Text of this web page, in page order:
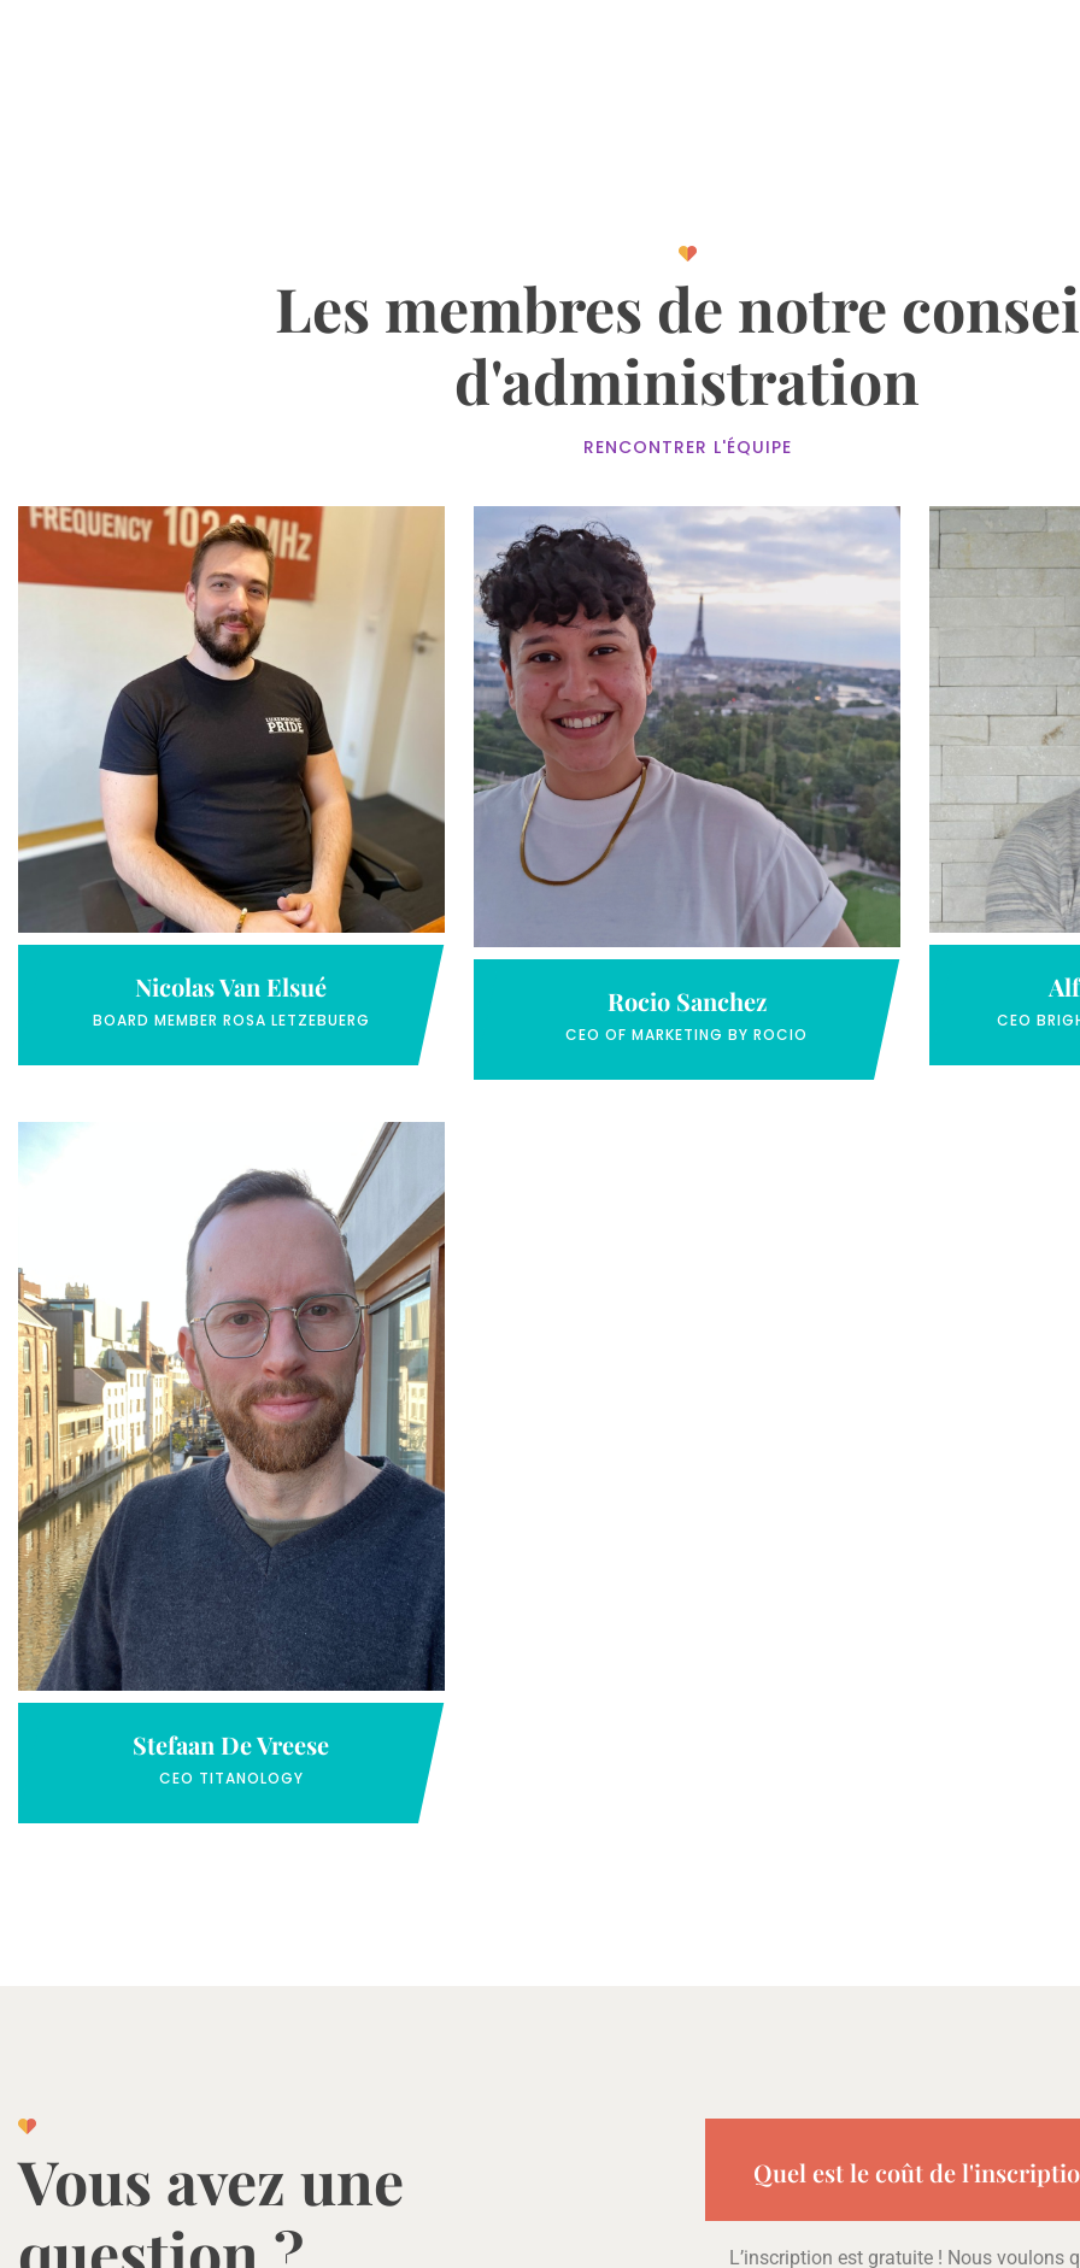
Les membres de notre
d'administration
RENCONTRER L'ÉQUIPE
Nicolas Van Elsué
BOARD MEMBER ROSA LETZEBUERG
Rocio Sanchez
CEO OF MARKETING BY ROCIO
CEO
Stefaan De Vreese
CEO TITANOLOGY
Vous avez une
Quel est le coût de
L’inscription est gratuite ! Nous voulons